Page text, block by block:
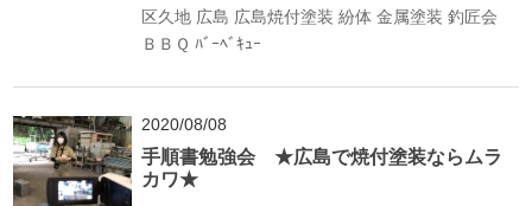
区久地 広島 広島焼付塗装 紛体 金属塗装 釣匠会
ＢＢＱ ﾊﾞｰﾍﾞｷｭｰ
2020/08/08
手順書勉強会 ★広島で焼付塗装ならムラ
カワ★